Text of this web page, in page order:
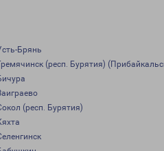
Брянь
(респ. Бурятия)
(респ. Бурятия)